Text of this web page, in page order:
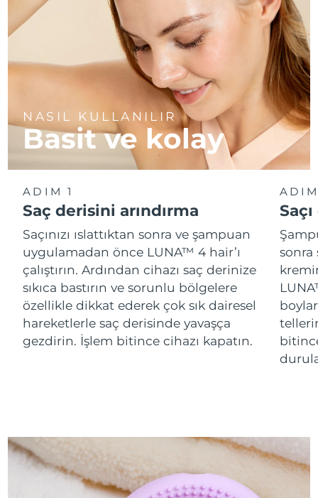
NASIL KULLANILIR
Basit ve kolay
ADIM 1
Saç derisini arındırma
Saçınızı ıslattıktan sonra ve şampuan
uygulamadan önce LUNA™ 4 hair’ı
çalıştırın. Ardından cihazı saç derinize
sıkıca bastırın ve sorunlu bölgelere
özellikle dikkat ederek çok sık dairesel
hareketlerle saç derisinde yavaşça
gezdirin. İşlem bitince cihazı kapatın.
sonra